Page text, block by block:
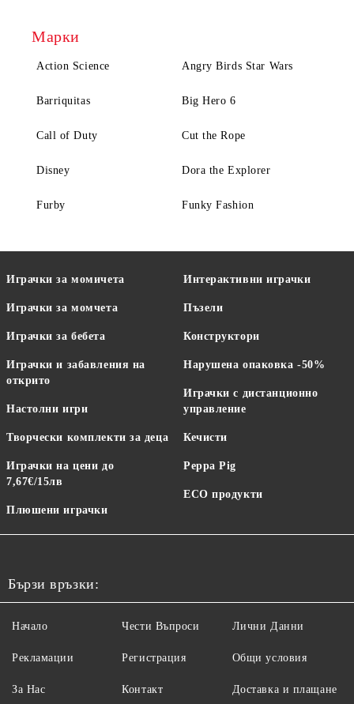
Марки
Action Science Angry Birds Star Wars
Barriquitas Big Hero 6
Call of Duty Cut the Rope
Disney Dora the Explorer
Furby Funky Fashion
Играчки за момичета
Играчки за момчета
Играчки за бебета
Играчки и забавления на
открито
Настолни игри
Творчески комплекти за деца
Играчки на цени до
7,67€/15лв
Плюшени играчки
Интерактивни играчки
Пъзели
Конструктори
Нарушена опаковка -50%
Играчки с дистанционно
управление
Кечисти
Peppa Pig
ECO продукти
Бързи връзки:
Начало
Рекламации
За Нас
Чести Въпроси
Регистрация
Контакт
Лични Данни
Общи условия
Доставка и плащане